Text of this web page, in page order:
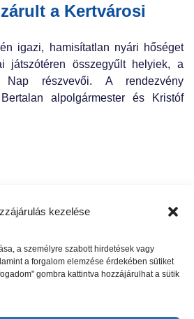
kezelése
a személyre szabott hirdetések vagy
a forgalom elemzése érdekében sütiket
gombra kattintva hozzájárulhat a sütik
a Kertvárosi
igazi, hamisítatlan nyári hőséget
játszótéren összegyűlt helyiek, a
Nap részvevői. A rendezvény
alpolgármester és Kristóf
következő cikk